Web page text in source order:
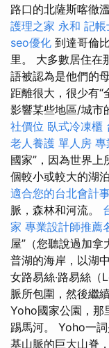
路口的北薩斯喀徹
護理之家 永和 記帳
seo優化 到達哥倫
里。 大多數居住在
語被認為是他們的
距離很大，很少有“
影響某些地區/城市
社價位 臥式冷凍櫃
老人養護 單人房 專
國家”，因為世界
個較小或較大的湖
適合您的台北會計
脈，森林和河流。
家 專業設計師推薦
屋”（您聽說過加
普湖的海岸，以湖
女路易絲·路易絲
脈所包圍，然後繼
Yoho國家公園，那
踢馬河。 Yoho一
基山脈的巨大山脊